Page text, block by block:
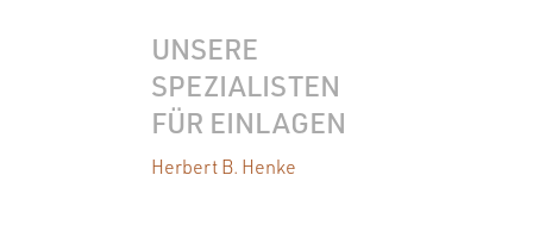
UNSERE
SPEZIALISTEN
FÜR EINLAGEN
Herbert B. Henke